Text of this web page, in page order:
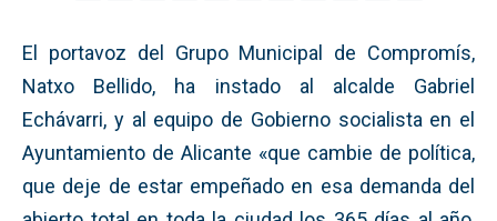
El portavoz del Grupo Municipal de Compromís,
Natxo Bellido, ha instado al alcalde Gabriel
Echávarri, y al equipo de Gobierno socialista en el
Ayuntamiento de Alicante «que cambie de política,
que deje de estar empeñado en esa demanda del